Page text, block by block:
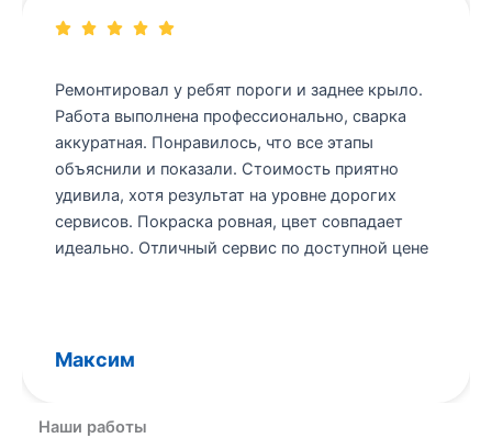
Сервис рекомендовали друзья, и я не
разочаровался. Сделали локальный ремонт
кузова, быстро и без лишних расходов. Все
материалы качественные и безопасные.
Мастера внимательно проверяли швы и
геометрию. Сервис даёт гарантию на работы,
что внушает доверие. Результат превзошел
Елисей
Наши работы